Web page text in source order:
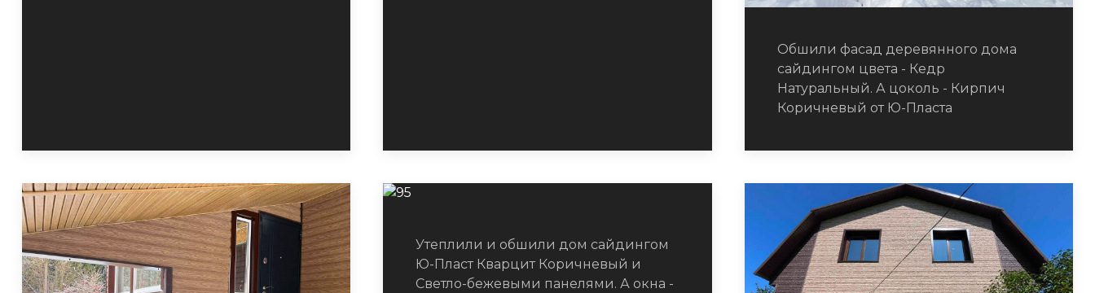
Обшили фасад деревянного дома
сайдингом цвета - Кедр
Натуральный. А цоколь - Кирпич
Коричневый от Ю-Пласта
Утеплили и обшили дом сайдингом
Ю-Пласт Кварцит Коричневый и
Светло-бежевыми панелями. А окна -